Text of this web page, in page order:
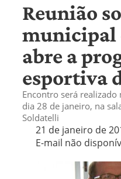
Reunião
municipal
abre a
esportiva
Encontro será
dia 28 de janeiro, na
Soldatelli
21 de janeiro de
E-mail não